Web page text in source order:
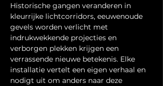
Historische gangen veranderen in
kleurrijke lichtcorridors, eeuwenoude
gevels worden verlicht met
indrukwekkende projecties en
verborgen plekken krijgen een
verrassende nieuwe betekenis. Elke
installatie vertelt een eigen verhaal en
nodigt uit om anders naar deze